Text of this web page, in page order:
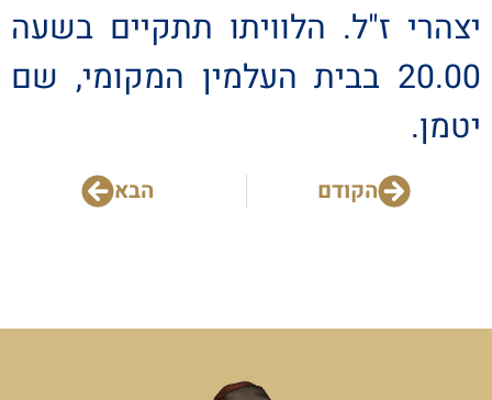
יצהרי ז"ל. הלוויתו תתקיים בשעה
20.00 בבית העלמין המקומי, שם
יטמן.
הקודם הבא